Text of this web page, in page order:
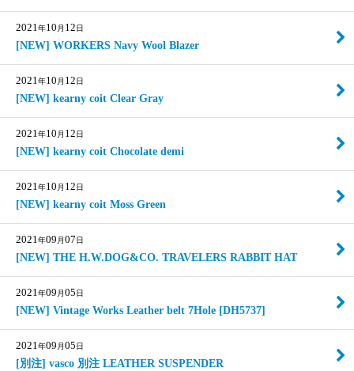
2021年10 月 12日
[NEW] WORKERS Navy Wool Blazer
2021年10 月 12日
[NEW] kearny coit Clear Gray
2021年10 月 12日
[NEW] kearny coit Chocolate demi
2021年10 月 12日
[NEW] kearny coit Moss Green
2021年09 月07日
[NEW] THE H.W.DOG&CO. TRAVELERS RABBIT HAT
2021年09 月05日
[NEW] Vintage Works Leather belt 7Hole [DH5737]
2021年09 月05日
[別注] vasco 別注 LEATHER SUSPENDER